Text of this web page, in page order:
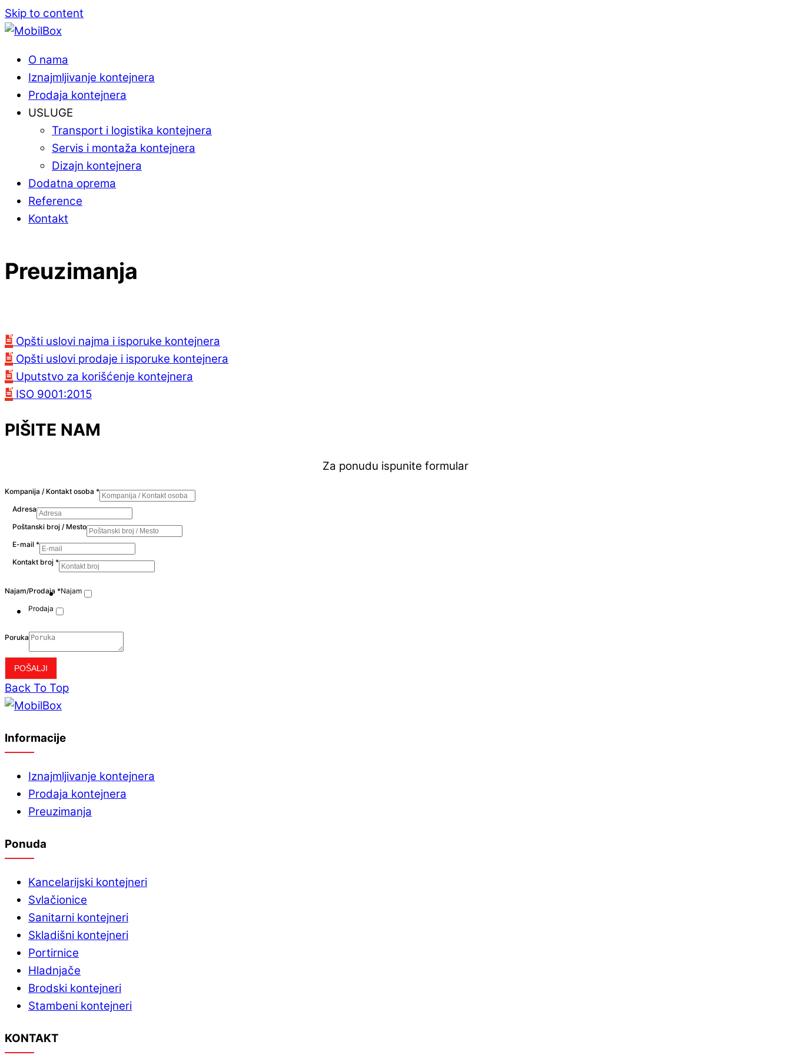
Skip to content
O nama
Iznajmljivanje kontejnera
Prodaja kontejnera
USLUGE
Transport i logistika kontejnera
Servis i montaža kontejnera
Dizajn kontejnera
Dodatna oprema
Reference
Kontakt
Preuzimanja
Opšti uslovi najma i isporuke kontejnera
Opšti uslovi prodaje i isporuke kontejnera
Uputstvo za korišćenje kontejnera
ISO 9001:2015
PIŠITE NAM
Za ponudu ispunite formular
Kompanija / Kontakt osoba *
Adresa
Poštanski broj / Mesto
E-mail *
Kontakt broj *
Najam/Prodaja *Najam
Prodaja
Poruka
POŠALJI
Back To Top
Informacije
Iznajmljivanje kontejnera
Prodaja kontejnera
Preuzimanja
Ponuda
Kancelarijski kontejneri
Svlačionice
Sanitarni kontejneri
Skladišni kontejneri
Portirnice
Hladnjače
Brodski kontejneri
Stambeni kontejneri
KONTAKT